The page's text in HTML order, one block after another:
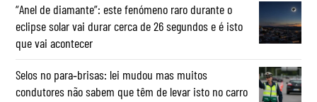
“Anel de diamante”: este fenómeno raro durante o
eclipse solar vai durar cerca de 26 segundos e é isto
que vai acontecer
Selos no para‑brisas: lei mudou mas muitos
condutores não sabem que têm de levar isto no carro